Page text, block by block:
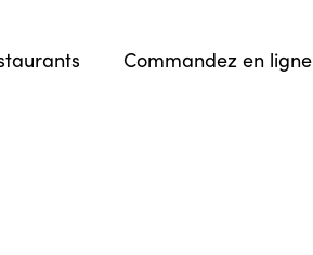
Commandez en ligne